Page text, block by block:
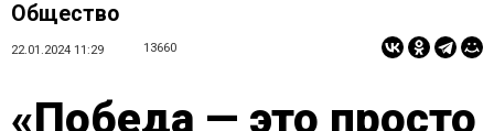
Общество
22.01.2024 11:29 13660
«Победа — это просто